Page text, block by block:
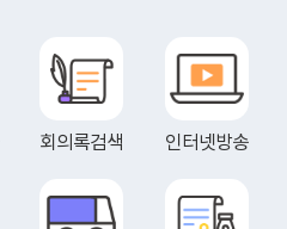
회의록검색 인터넷방송